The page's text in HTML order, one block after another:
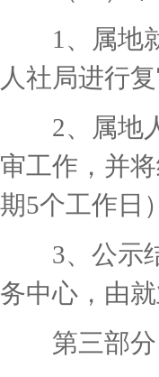
1、属地就
人社局进行复
2、属地人
审工作，并
期5个工作日
3、公示结
务中心，由
第三部分